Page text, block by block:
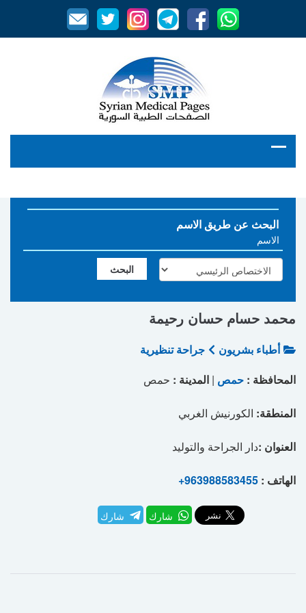
البحث عن طريق الاسم
محمد حسام حسان رحيمة
أطباء بشريون
جراحة تنظيرية
المحافظة : حمص | المدينة : حمص
المنطقة: الكورنيش الغربي
العنوان :دار الجراحة والتوليد
الهاتف : +963988583455
شارك شارك